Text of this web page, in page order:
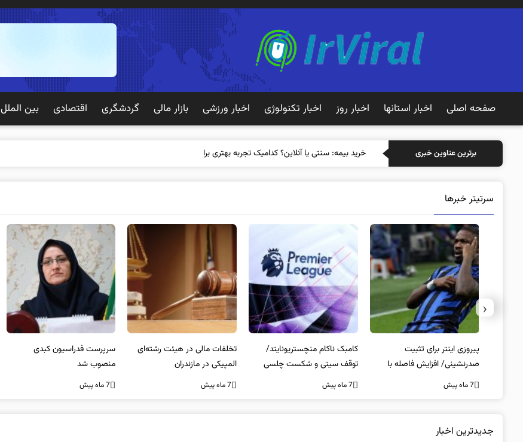
صفحه اصلی اخبار استانها اخبار روز اخبار تکنولوژی اخبار ورزشی بازار مالی گردشگری اقتصادی بین الملل
برترین عناوین خبری خرید بیمه: سنتی یا آنلاین؟ کدامیک تجربه بهتری برای مشتریان ایج
سرتیتر خبرها
پیروزی اینتر برای تثبیت
صدرنشینی/ افزایش فاصله با
ناپولی
7 ماه پیش
کامبک ناکام منچستریونایتد/
توقف سیتی و شکست چلسی
7 ماه پیش
تخلفات مالی در هیئت رشته‌ای
المپیکی در مازندران
7 ماه پیش
سرپرست فدراسیون کبدی
منصوب شد
7 ماه پیش
‹
جدیدترین اخبار